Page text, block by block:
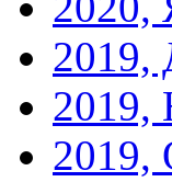
2019,
2019,
2019,